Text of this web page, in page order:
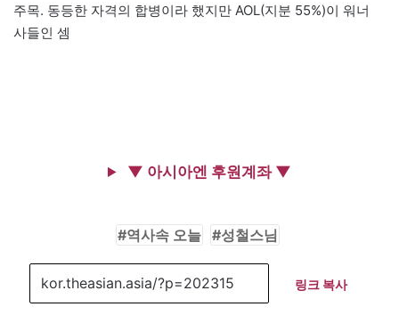
주목. 동등한 자격의 합병이라 했지만 AOL(지분 55%)이 워너
사들인 셈
▼ 아시아엔 후원계좌 ▼
역사속 오늘 성철스님
링크 복사